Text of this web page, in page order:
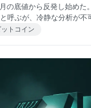
の底値から反発し始めた
呼ぶが、冷静な分析が不
ットコイン